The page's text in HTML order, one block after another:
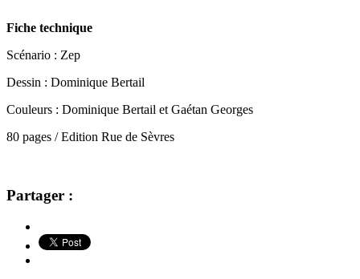
Fiche technique
Scénario : Zep
Dessin : Dominique Bertail
Couleurs : Dominique Bertail et Gaétan Georges
80 pages / Edition Rue de Sèvres
Partager :